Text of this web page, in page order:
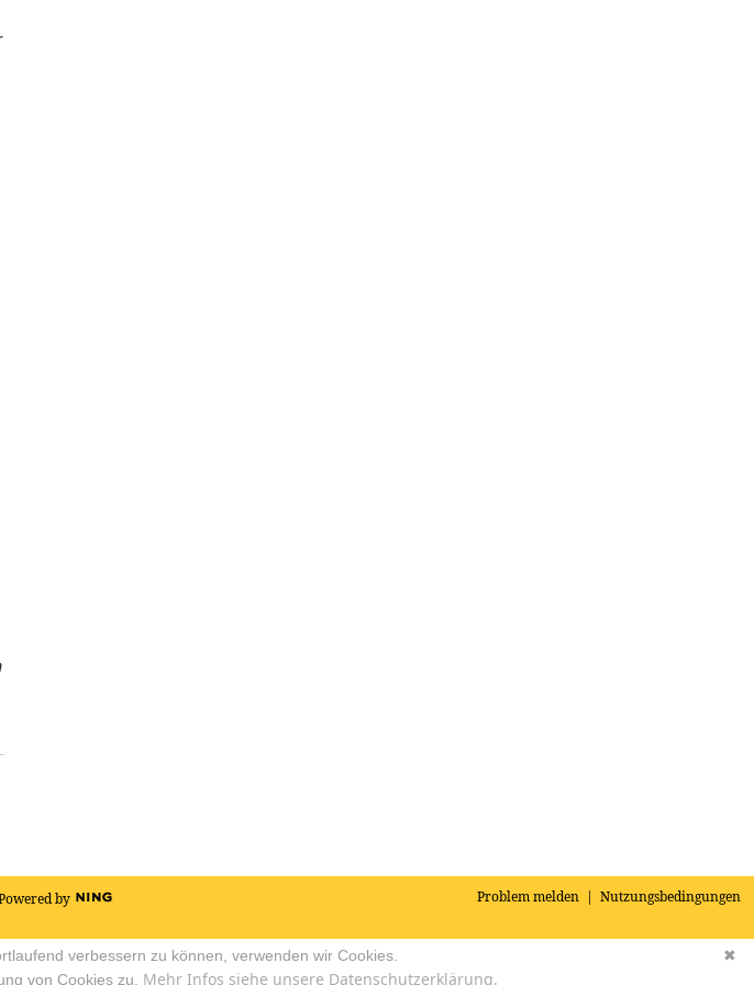
Problem melden | Nutzungsbedingungen
by
✖
verbessern zu können, verwenden wir Cookies.
von Cookies zu. Mehr Infos siehe unsere Datenschutzerklärung.